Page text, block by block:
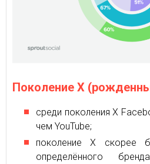
Поколение Х
среди поколения X
чем YouTube;
поколение X скорее
определённого